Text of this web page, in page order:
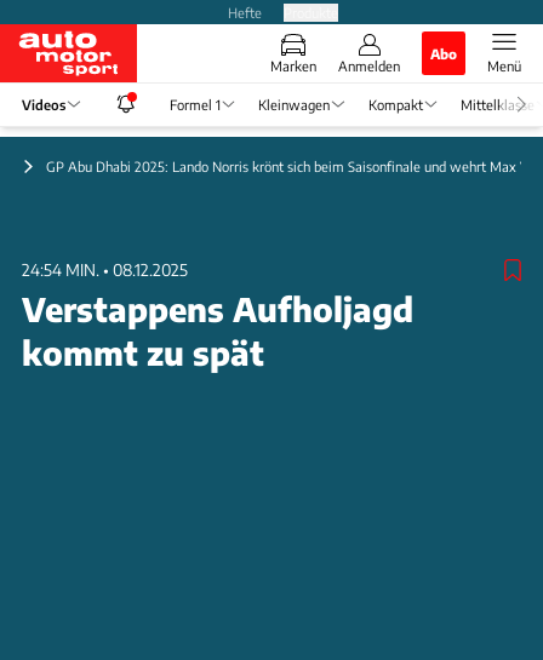
Hefte
Marken Anmelden
Abo
Menü
Videos Formel 1 Kleinwagen Kompakt Mittelklasse
GP Abu Dhabi 2025: Lando Norris krönt sich beim Saisonfinale und wehrt Max
24:54 MIN. • 08.12.2025
Verstappens Aufholjagd
kommt zu spät